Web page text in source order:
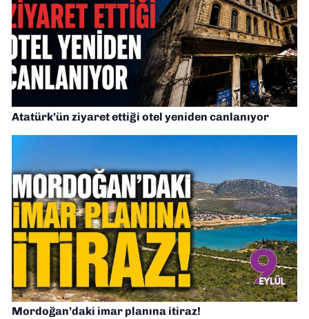
Atatürk’ün ziyaret ettiği otel yeniden canlanıyor
Mordoğan’daki imar planına itiraz!